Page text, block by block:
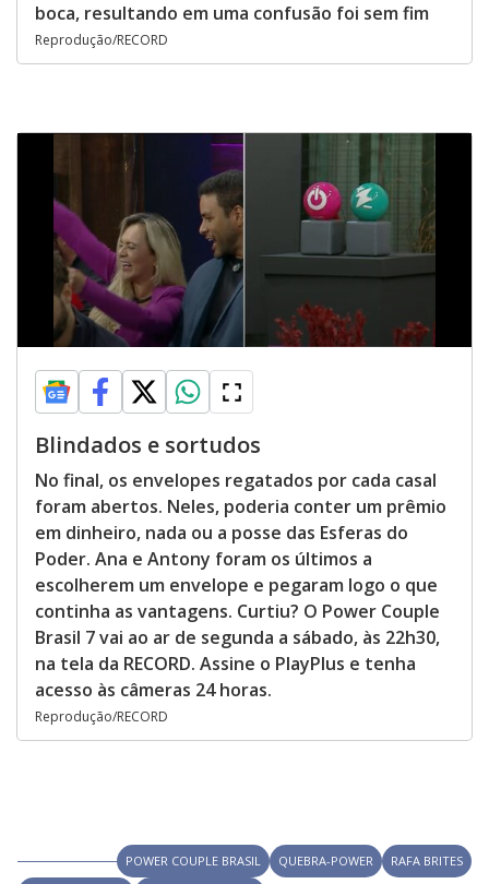
boca, resultando em uma confusão foi sem fim
Reprodução/RECORD
Blindados e sortudos
No final, os envelopes regatados por cada casal
foram abertos. Neles, poderia conter um prêmio
em dinheiro, nada ou a posse das Esferas do
Poder. Ana e Antony foram os últimos a
escolherem um envelope e pegaram logo o que
continha as vantagens. Curtiu? O Power Couple
Brasil 7 vai ao ar de segunda a sábado, às 22h30,
na tela da RECORD. Assine o PlayPlus e tenha
acesso às câmeras 24 horas.
Reprodução/RECORD
POWER COUPLE BRASIL QUEBRA-POWER
RAFA BRITES